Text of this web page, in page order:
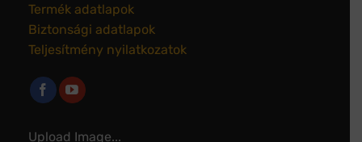
Termék adatlapok
Biztonsági adatlapok
Teljesítmény nyilatkozatok
Upload Image...